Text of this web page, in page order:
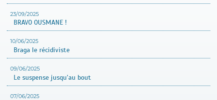
23/09/2025
BRAVO OUSMANE !
10/06/2025
Braga le récidiviste
09/06/2025
Le suspense jusqu’au bout
07/06/2025